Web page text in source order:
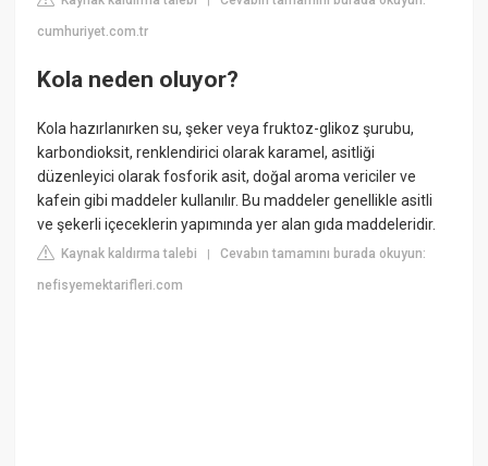
cumhuriyet.com.tr
Kola neden oluyor?
Kola hazırlanırken su, şeker veya fruktoz-glikoz şurubu,
karbondioksit, renklendirici olarak karamel, asitliği
düzenleyici olarak fosforik asit, doğal aroma vericiler ve
kafein gibi maddeler kullanılır. Bu maddeler genellikle asitli
ve şekerli içeceklerin yapımında yer alan gıda maddeleridir.
Kaynak kaldırma talebi |Cevabın tamamını burada okuyun:
nefisyemektarifleri.com